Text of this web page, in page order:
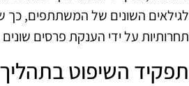
לגילאים השונים של המשתתפים, כך
תחרותיות על ידי הענקת פרסים
תפקיד השיפוט בתהליך